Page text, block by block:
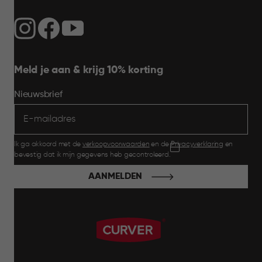
Meld je aan & krijg 10% korting
Nieuwsbrief
Ik ga akkoord met de verkoopvoorwaarden en dePrivacyverklaring en
bevestig dat ik mijn gegevens heb gecontroleerd.
AANMELDEN